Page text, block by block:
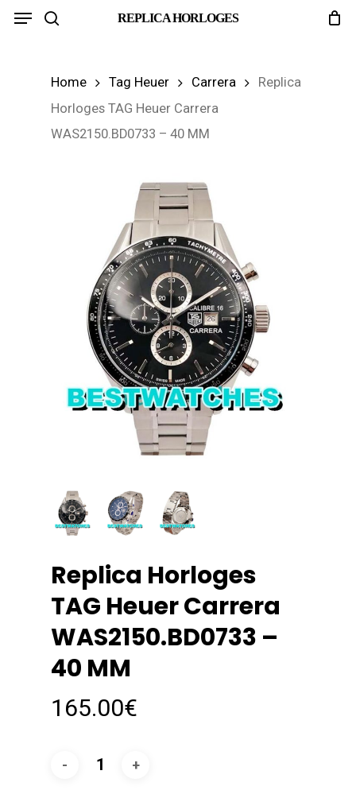
Skip
REPLICA HORLOGES
Menu
Home Tag Heuer Carrera
Replica
Horloges TAG Heuer Carrera
WAS2150.BD0733 – 40 MM
Replica Horloges
TAG Heuer Carrera
WAS2150.BD0733 –
40 MM
165.00€